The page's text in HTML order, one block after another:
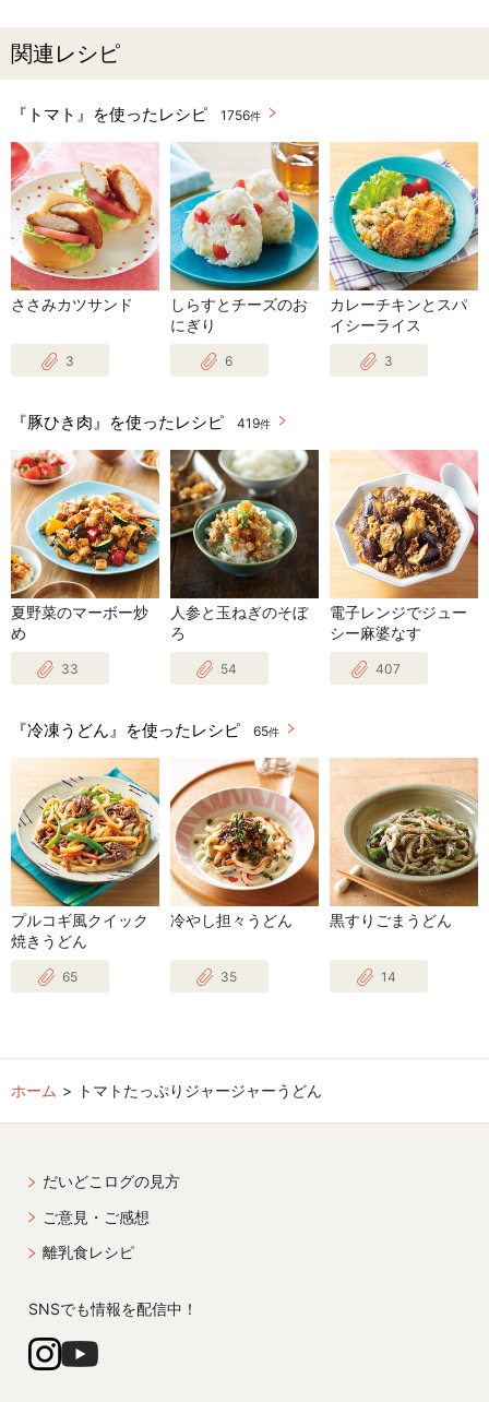
関連レシピ
『トマト』を使ったレシピ 1756件
ささみカツサンド
3
しらすとチーズのお
にぎり
6
カレーチキンとスパ
イシーライス
3
『豚ひき肉』を使ったレシピ 419件
夏野菜のマーボー炒
め
33
人参と玉ねぎのそぼ
ろ
54
電子レンジでジュー
シー麻婆なす
407
『冷凍うどん』を使ったレシピ 65件
プルコギ風クイック
焼きうどん
65
冷やし担々うどん
35
黒すりごまうどん
14
ホーム トマトたっぷりジャージャーうどん
だいどこログの見方
ご意見・ご感想
離乳食レシピ
SNSでも情報を配信中！